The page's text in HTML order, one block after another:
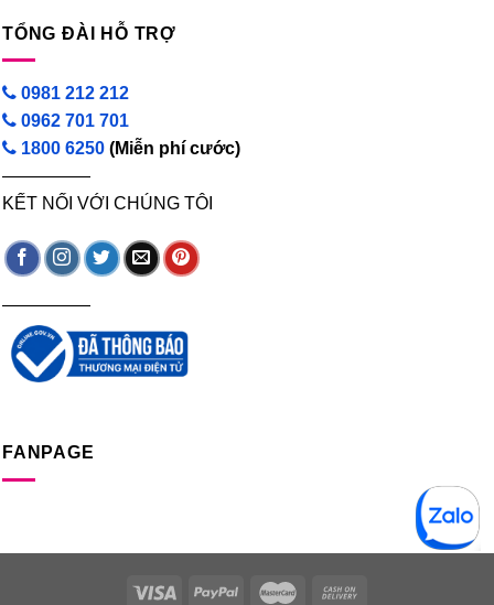
TỔNG ĐÀI HỖ TRỢ
0981 212 212
0962 701 701
1800 6250 (Miễn phí cước)
—————
KẾT NỐI VỚI CHÚNG TÔI
—————
FANPAGE